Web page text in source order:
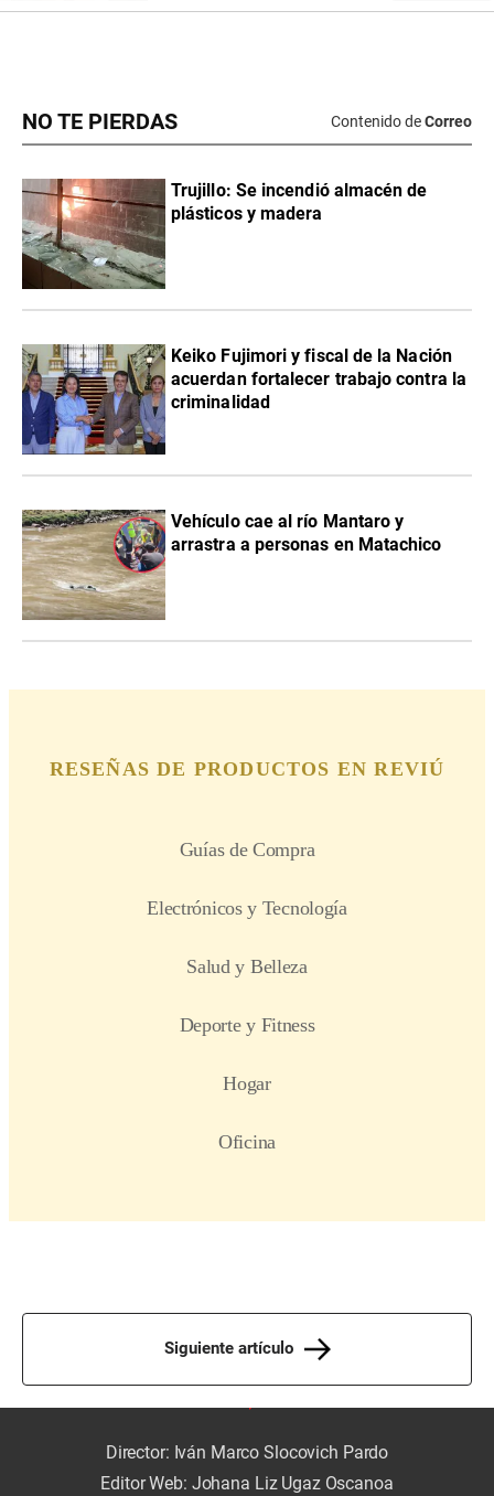
NO TE PIERDAS Contenido deCorreo
Trujillo: Se incendió almacén de
plásticos y madera
Keiko Fujimori y fiscal de la Nación
acuerdan fortalecer trabajo contra la
criminalidad
Vehículo cae al río Mantaro y
arrastra a personas en Matachico
Siguiente artículo
Director: Iván Marco Slocovich Pardo
Editor Web: Johana Liz Ugaz Oscanoa